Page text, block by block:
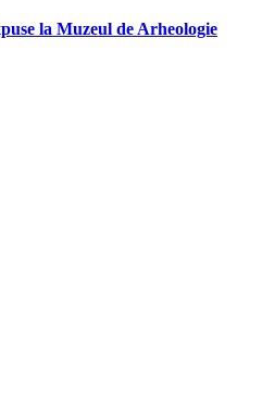
la Muzeul de Arheologie